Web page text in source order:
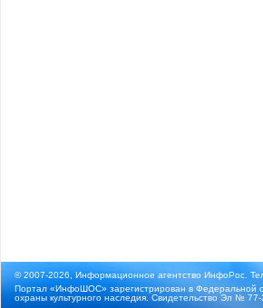
© 2007-2026, Информационное агентство ИнфоРос.
Портал «ИнфоШОС» зарегистрирован в Федеральной
охраны культурного наследия. Свидетельство Эл №